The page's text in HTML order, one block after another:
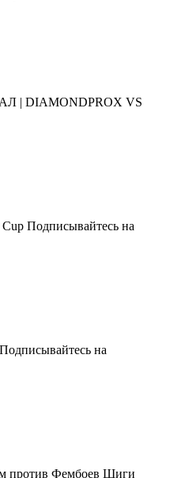
| DIAMONDPROX VS
Подписывайтесь на
на
против Фембоев Шиги